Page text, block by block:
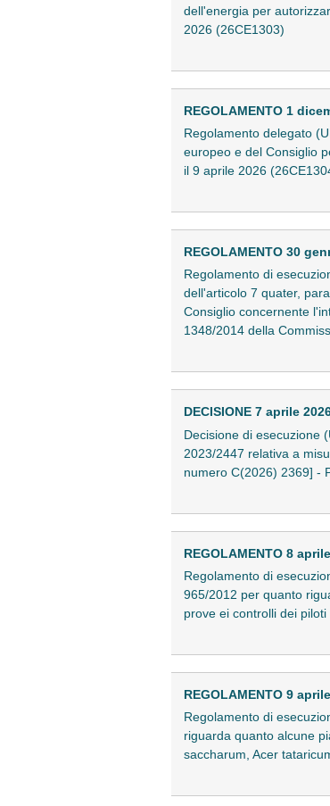
dell'energia per
2026 (26CE1303)
REGOLAMENTO 1
Regolamento delegato
europeo e del Consiglio
il 9 aprile 2026
REGOLAMENTO 30
Regolamento di
dell'articolo 7 quater,
Consiglio concernente
1348/2014 della
DECISIONE 7 aprile
Decisione di esecuzione
2023/2447 relativa a
numero C(2026) 2369] -
REGOLAMENTO 8
Regolamento di
965/2012 per quanto
prove ei controlli dei
REGOLAMENTO 9
Regolamento di
riguarda quanto alcune
saccharum, Acer